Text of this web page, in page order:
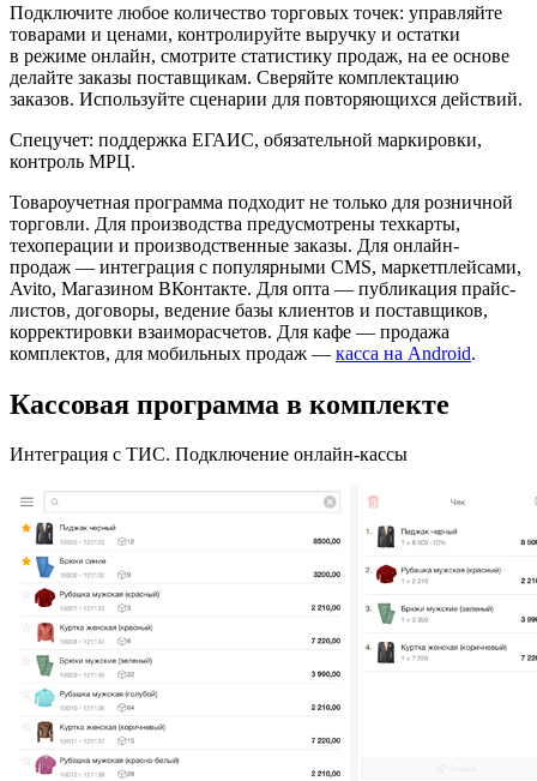
Подключите любое количество торговых точек: управляйте
товарами и ценами, контролируйте выручку и остатки
в режиме онлайн, смотрите статистику продаж, на ее основе
делайте заказы поставщикам. Сверяйте комплектацию
заказов. Используйте сценарии для повторяющихся действий.
Спецучет: поддержка ЕГАИС, обязательной маркировки,
контроль МРЦ.
Товароучетная программа подходит не только для розничной
торговли. Для производства предусмотрены техкарты,
техоперации и производственные заказы. Для онлайн-
продаж — интеграция с популярными CMS, маркетплейсами,
Avito, Магазином ВКонтакте. Для опта — публикация прайс-
листов, договоры, ведение базы клиентов и поставщиков,
корректировки взаиморасчетов. Для кафе — продажа
комплектов, для мобильных продаж — касса на Android.
Кассовая программа в комплекте
Интеграция с ТИС. Подключение онлайн-кассы